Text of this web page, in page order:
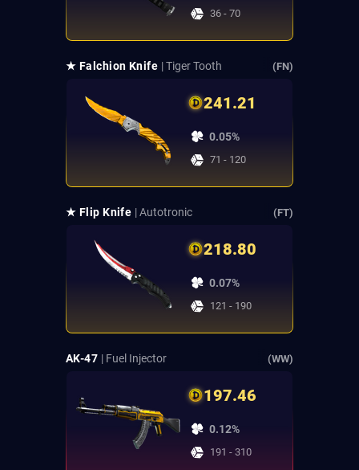
36 - 70
★ Falchion Knife | Tiger Tooth (FN)
241.21
0.05%
71 - 120
★ Flip Knife | Autotronic (FT)
218.80
0.07%
121 - 190
AK-47 | Fuel Injector (WW)
197.46
0.12%
191 - 310